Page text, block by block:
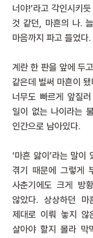
너야!’라고 각인시키
것 같던, 마흔의 나.
마음까지 파고 들었다.
계란 한 판을 앞에 두
같은데 벌써 마흔이
너무도 빠르게 앞질
일이 없는 나이라는
인간으로 남아있다.
‘마흔 앓이’라는 말이
겪기 때문에 그렇게
사춘기에도 크게 방
않았다. 상상하던 마
제대로 이뤄 놓지 않
살아야 할지 몰라 막